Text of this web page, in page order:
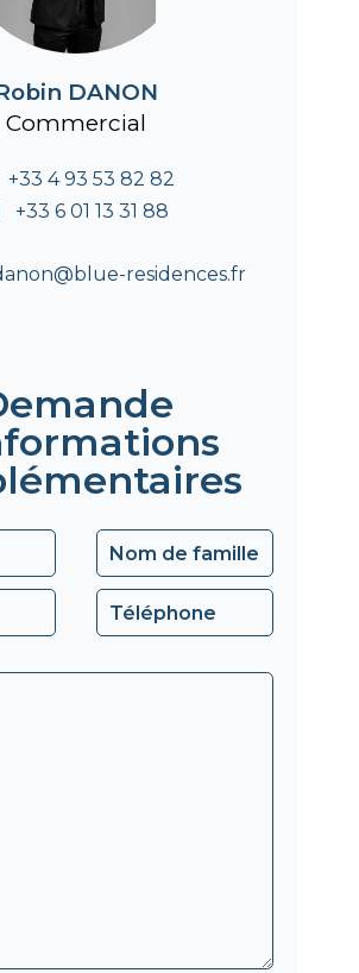
DANON
Commercial
+33 4 93 53 82 82
+33 6 01 13 31 88
residences.fr